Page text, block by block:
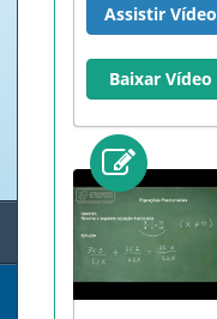
Assistir Vídeo
Baixar Vídeo